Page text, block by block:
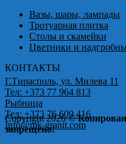
Вазы, шары, лампады
Тротуарная плитка
Столы и скамейки
Цветники и
КОНТАКТЫ
Г.Тирасполь, ул. Милева 11
Тел: +373 77 964 813
Рыбница
Тел: +373 76 609 416
Info@mk-granit.com
Copyright 2026 ©
запрещено!